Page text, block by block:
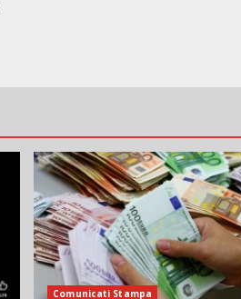
Comunicati Stampa